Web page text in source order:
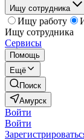
Ищу сотрудника
Ищу работу
Ищу сотрудника
Сервисы
Помощь
Ещё
Поиск
Амурск
Войти
Войти